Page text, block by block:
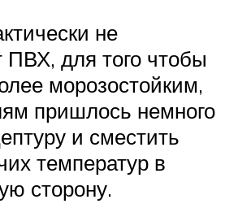
не
ПВХ, для того чтобы
морозостойким,
пришлось немного
и сместить
температур в
сторону.